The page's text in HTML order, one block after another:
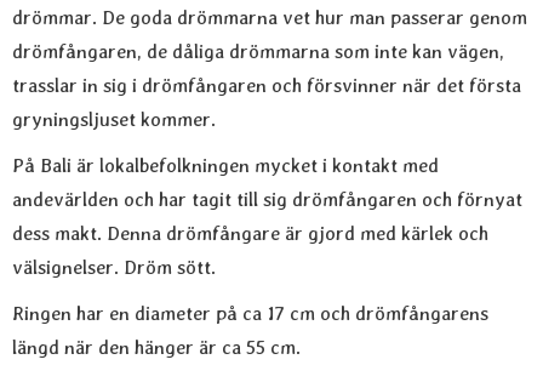
drömmar. De goda drömmarna vet hur man passerar genom
drömfångaren, de dåliga drömmarna som inte kan vägen,
trasslar in sig i drömfångaren och försvinner när det första
gryningsljuset kommer.
På Bali är lokalbefolkningen mycket i kontakt med
andevärlden och har tagit till sig drömfångaren och förnyat
dess makt. Denna drömfångare är gjord med kärlek och
välsignelser. Dröm sött.
Ringen har en diameter på ca 17 cm och drömfångarens
längd när den hänger är ca 55 cm.